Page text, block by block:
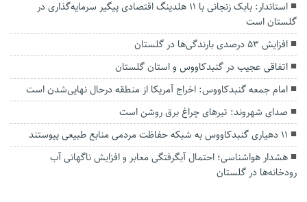
استاندار: بابک زنجانی با ۱۱ هلدینگ اقتصادی پیگیر سرمایه‌گذاری در
گلستان است
افزایش ۵۳ درصدی بارندگی‌ها در گلستان
اتفاقی عجیب در‌ گنبدکاووس و استان گلستان
امام جمعه گنبدکاووس: اخراج آمریکا از منطقه درحال نهایی‌شدن است
صدای شهروند: تیرهای چراغ برق روشن است
۱۱ دهیاری گنبدکاووس به شبکه حفاظت مردمی منابع طبیعی پیوستند
هشدار هواشناسی؛ احتمال آبگرفتگی معابر و افزایش ناگهانی آب
رودخانه‌ها در گلستان